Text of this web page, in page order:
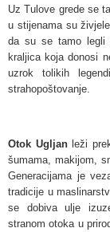
Uz Tulove grede se
u stijenama su
da su se tamo legli
kraljica koja donosi
uzrok tolikih
strahopoštovanje.
Otok Ugljan leži
šumama, makijom,
Generacijama je
tradicije u
se dobiva ulje
stranom otoka u